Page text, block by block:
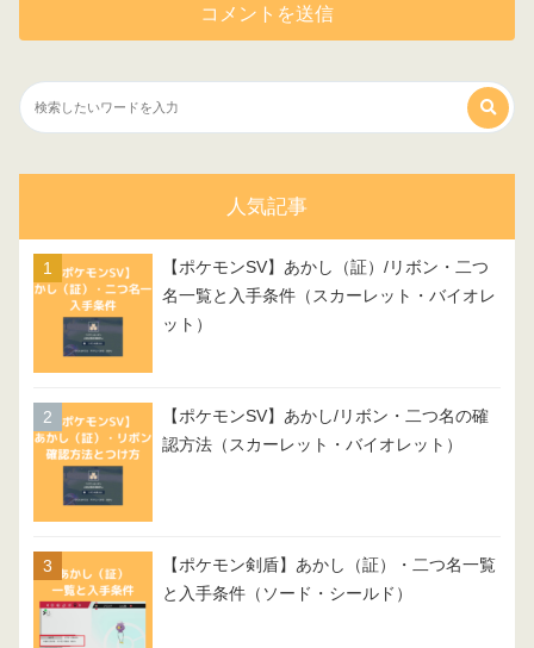
人気記事
【ポケモンSV】あかし（証）/リボン・二つ
名一覧と入手条件（スカーレット・バイオレ
ット）
【ポケモンSV】あかし/リボン・二つ名の確
認方法（スカーレット・バイオレット）
【ポケモン剣盾】あかし（証）・二つ名一覧
と入手条件（ソード・シールド）